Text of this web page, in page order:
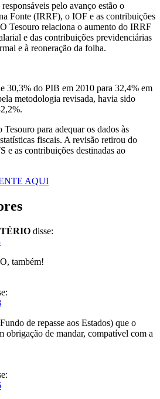
pelo avanço estão o
Fonte (IRRF), o IOF e as contribuições
Tesouro relaciona o aumento do IRRF
e das contribuições previdenciárias
e à reoneração da folha.
30,3% do PIB em 2010 para 32,4% em
metodologia revisada, havia sido
para adequar os dados às
fiscais. A revisão retirou do
e as contribuições destinadas ao
AQUI
disse:
também!
de repasse aos Estados) que o
obrigação de mandar, compatível com a